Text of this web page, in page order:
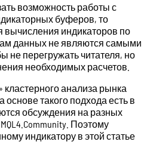
возможность работы с
буферов, то
индикаторов по
данных не являются самыми
не перегружать читателя, но
необходимых расчетов.
кластерного анализа рынка
основе такого подхода есть в
обсуждения на разных
Поэтому
индикатору в этой статье